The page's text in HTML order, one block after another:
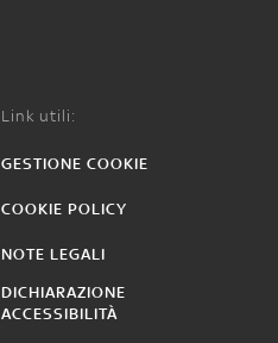
Link utili:
GESTIONE COOKIE
COOKIE POLICY
NOTE LEGALI
DICHIARAZIONE
ACCESSIBILITÀ